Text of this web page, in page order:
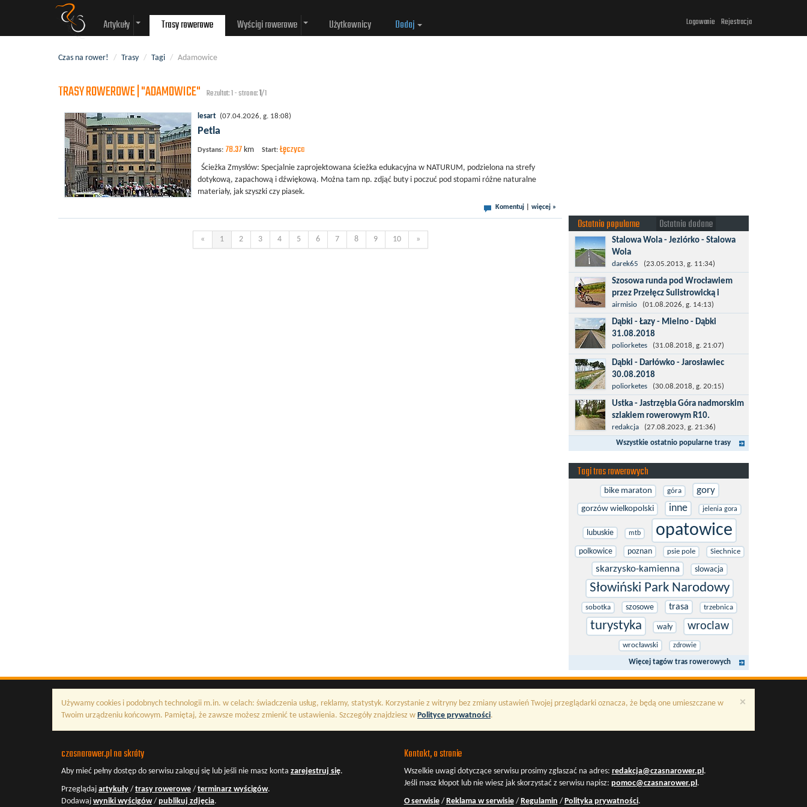
Logowanie Rejestracja
Artykuły Trasy rowerowe Wyścigi rowerowe Użytkownicy Dodaj
Czas na rower! / Trasy / Tagi / Adamowice
TRASY ROWEROWE | "ADAMOWICE" Rezultat: 1 - strona:1/1
lesart (07.04.2026, g. 18:08)
Petla
Dystans: 78.37 km Start: Łęczyca
Ścieżka Zmysłów: Specjalnie zaprojektowana ścieżka edukacyjna w NATURUM, podzielona na strefy
dotykową, zapachową i dźwiękową. Można tam np. zdjąć buty i poczuć pod stopami różne naturalne
materiały, jak szyszki czy piasek.
Komentuj więcej »
« 1 2 3 4 5 6 7 8 9 10 »
Ostatnio popularne Ostatnio dodane
Stalowa Wola - Jeziórko - Stalowa
Wola
Taki krotki wypad troszeczkę po lesie
więcej po asfalcie , do wsi której już nie
ma , kopalni siarki również nie ma , a ci
co pamiętają okres...
darek65 (23.05.2013, g. 11:34)
Szosowa runda pod Wrocławiem
przez Przełęcz Sulistrowicką i
Mietków
Łatwa, szosowa runda pod
Wrocławiem, raczej płaska z jednym
małym podjazdem na Przełęcz
Sulistrowicką od strony Olesznej. To
trasa idealna na...
airmisio (01.08.2026, g. 14:13)
Dąbki - Łazy - Mielno - Dąbki
31.08.2018
Trasa do Łaz niemal w całości prowadzi
przez nową, asfaltową ścieżkę
rowerową (od Dąbek do Iwięcina
wzdłuż drogi 203). Niestety jest to
trasa nie...
poliorketes (31.08.2018, g. 21:07)
Dąbki - Darłówko - Jarosławiec
30.08.2018
Start w Dąbkach, dalej do Darłowa
nową ścieżką rowerową (niekiedy
pieszo-rowerową), gdzie na pierwszym
rondzie zjazd w stronę Darłówka
Zachodniego....
poliorketes (30.08.2018, g. 20:15)
Ustka - Jastrzębia Góra nadmorskim
szlakiem rowerowym R10.
Międzynarodowy Szlak Rowerowy R-
10, jest częścią sieci EuroVelo.
Prowadzi wzdłuż brzegu dookoła
Morza Bałtyckiego. Trasa liczy w sumie
ponad 8500...
redakcja (27.08.2023, g. 21:36)
Wszystkie ostatnio popularne trasy
Tagi tras rowerowych
bike maraton góra gory
gorzów wielkopolski inne jelenia gora
lubuskie mtb opatowice
polkowice poznan psie pole Siechnice
skarzysko-kamienna slowacja
Słowiński Park Narodowy
sobotka szosowe trasa trzebnica
turystyka wały wroclaw
wrocławski zdrowie
Więcej tagów tras rowerowych
×
Używamy cookies i podobnych technologii m.in. w celach: świadczenia usług, reklamy, statystyk. Korzystanie z witryny bez zmiany ustawień Twojej przeglądarki oznacza, że będą one umieszczane w
Twoim urządzeniu końcowym. Pamiętaj, że zawsze możesz zmienić te ustawienia. Szczegóły znajdziesz w Polityce prywatności.
czasnarower.pl na skróty
Aby mieć pełny dostęp do serwisu zaloguj się lub jeśli nie masz konta zarejestruj się.
Przeglądaj artykuły / trasy rowerowe / terminarz wyścigów.
Dodawaj wyniki wyścigów/ publikuj zdjęcia.
Kontakt, o stronie
Wszelkie uwagi dotyczące serwisu prosimy zgłaszać na adres: redakcja@czasnarower.pl.
Jeśli masz kłopot lub nie wiesz jak skorzystać z serwisu napisz: pomoc@czasnarower.pl.
O serwisie/ Reklama w serwisie/ Regulamin / Polityka prywatności.